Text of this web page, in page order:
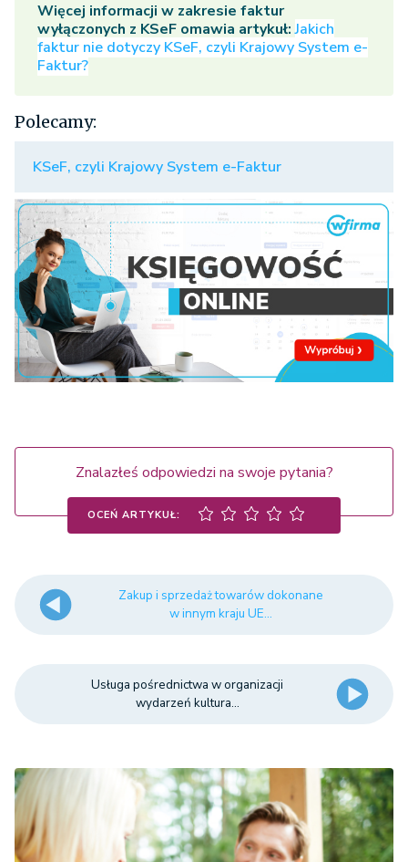
Więcej informacji w zakresie faktur
wyłączonych z KSeF omawia artykuł:Jakich
faktur nie dotyczy KSeF, czyli Krajowy System e-
Faktur?
Polecamy:
KSeF, czyli Krajowy System e-Faktur
Znalazłeś odpowiedzi na swoje pytania?
OCEŃ ARTYKUŁ:
Zakup i sprzedaż towarów dokonane
w innym kraju UE...
Usługa pośrednictwa w organizacji
wydarzeń kultura...